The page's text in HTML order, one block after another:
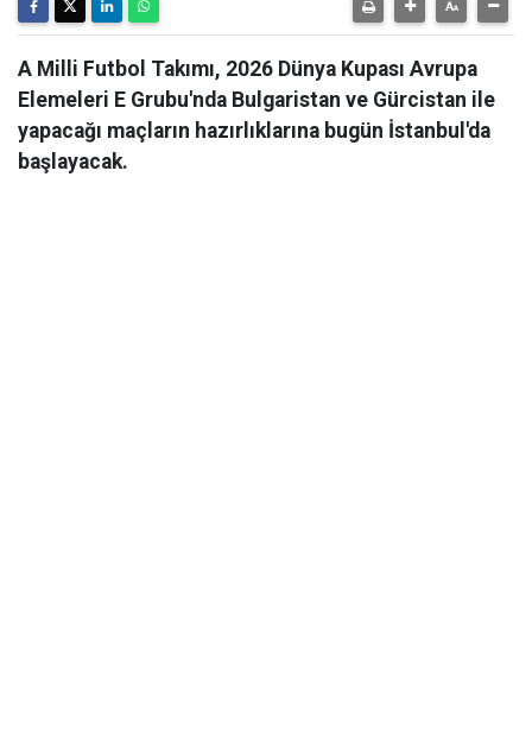
A Milli Futbol Takımı, 2026 Dünya Kupası Avrupa
Elemeleri E Grubu'nda Bulgaristan ve Gürcistan ile
yapacağı maçların hazırlıklarına bugün İstanbul'da
başlayacak.